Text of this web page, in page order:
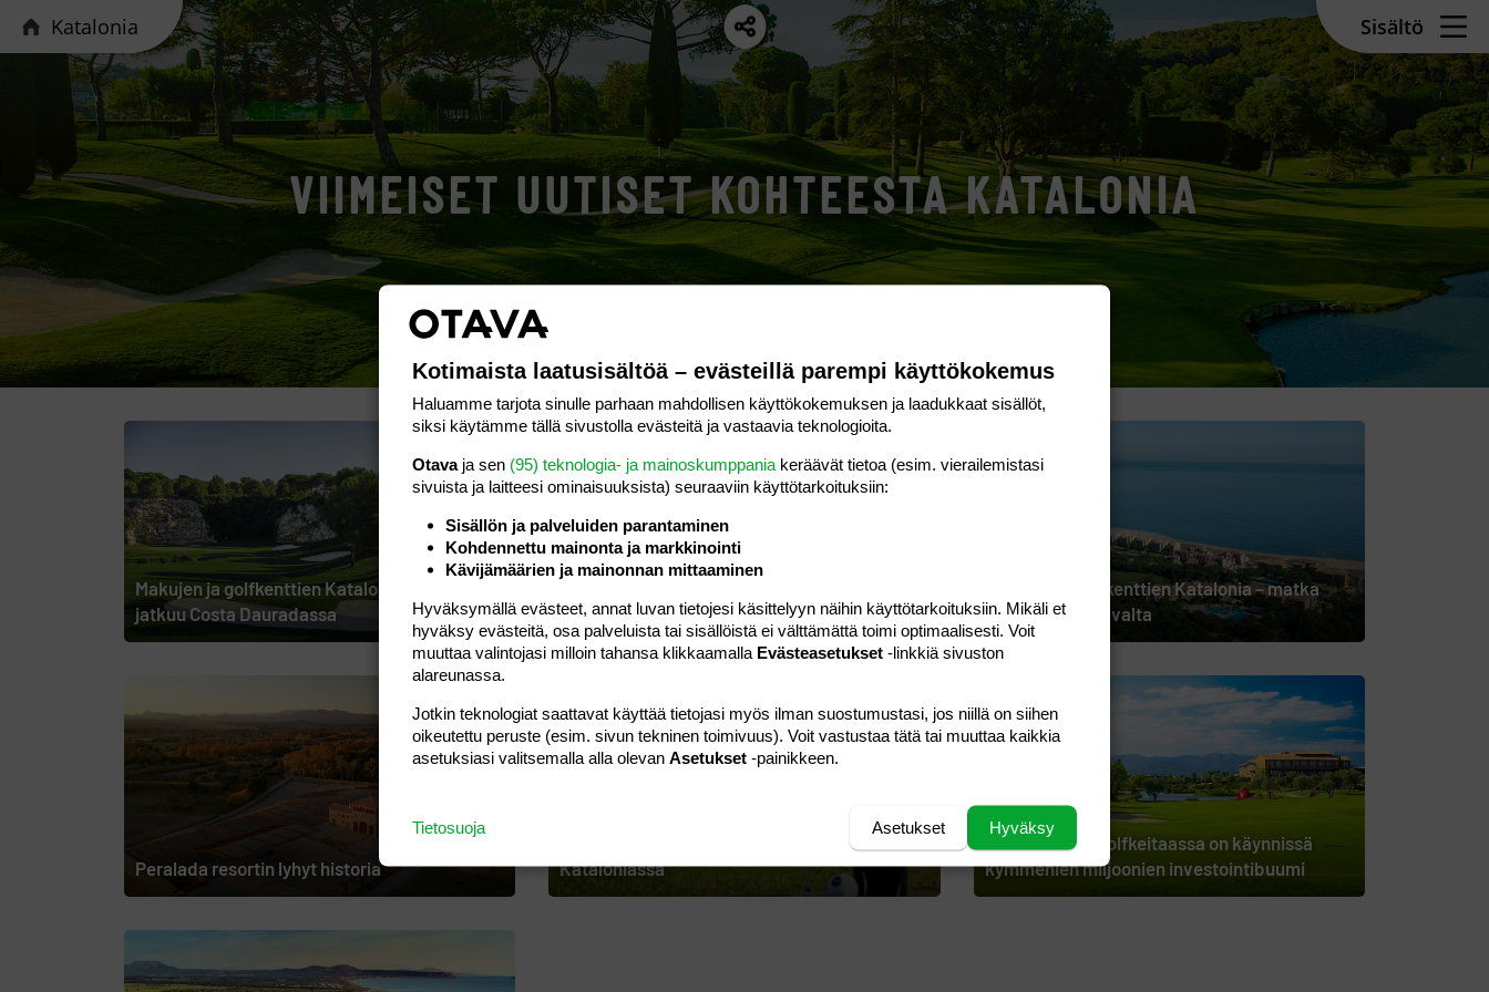
Katalonia Sisältö
VIIMEISET UUTISET KOHTEESTA KATALONIA
Makujen ja golfkenttien Katalonia – matka
jatkuu Costa Dauradassa
Makujen ja golfkenttien Katalonia – matka
jatkuu Costa Barcelonassa
Makujen ja golfkenttien Katalonia – matka
alkaa Costa Bravalta
Peralada resortin lyhyt historia
Kataloniassa
Costa Bravan golfkeitaassa on käynnissä
kymmenien miljoonien investointibuumi
Kotimaista laatusisältöä – evästeillä parempi käyttökokemus
Haluamme tarjota sinulle parhaan mahdollisen käyttökokemuksen ja laadukkaat sisällöt,
siksi käytämme tällä sivustolla evästeitä ja vastaavia teknologioita.
Otavaja sen (95) teknologia- ja mainoskumppania keräävät tietoa (esim. vierailemis­tasi
sivuista ja laitteesi ominaisuuk­sista) seuraaviin käyttötarkoituksiin:
Sisällön ja palveluiden parantaminen
Kohdennettu mainonta ja markkinointi
Kävijämäärien ja mainonnan mittaaminen
Hyväksymällä evästeet, annat luvan tietojesi käsittelyyn näihin käyttötarkoituksiin. Mikäli et
hyväksy evästeitä, osa palveluista tai sisällöistä ei välttämättä toimi optimaalisesti. Voit
muuttaa valintojasi milloin tahansa klikkaamalla Evästeasetukset -linkkiä sivuston
alareunassa.
Jotkin teknologiat saattavat käyttää tietojasi myös ilman suostumustasi, jos niillä on siihen
oikeutettu peruste (esim. sivun tekninen toimivuus). Voit vastustaa tätä tai muuttaa kaikkia
asetuksiasi valitsemalla alla olevan Asetukset -painikkeen.
Hyväksy
Asetukset
Tietosuoja